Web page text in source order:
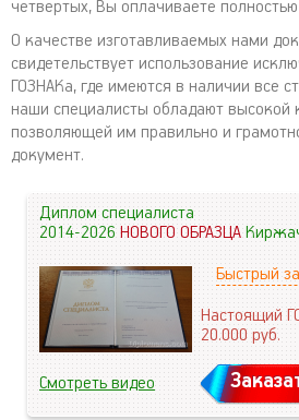
четвертых, Вы оплачиваете
О качестве изготавливаемых нами
свидетельствует использование
ГОЗНАКа, где имеются в наличии все
наши специалисты обладают высокой
позволяющей им правильно и
документ.
Диплом специалиста
2014-2026НОВОГО ОБРАЗЦА
Быстрый
Настоящий
20.000руб.
Смотреть видео